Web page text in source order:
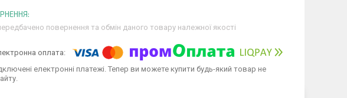
повернення та обмін даного товару належної якості
електронні платежі. Тепер ви можете купити будь-який товар не